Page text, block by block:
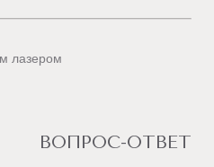
лазером
ВОПРОС-ОТВЕТ